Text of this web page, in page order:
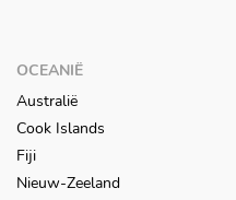
OCEANIË
Australië
Cook Islands
Fiji
Nieuw-Zeeland